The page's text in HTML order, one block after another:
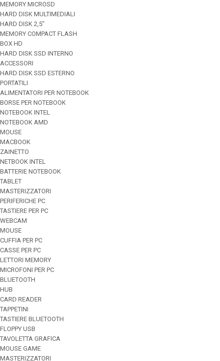
MEMORY MICROSD
HARD DISK MULTIMEDIALI
HARD DISK 2,5"
MEMORY COMPACT FLASH
BOX HD
HARD DISK SSD INTERNO
ACCESSORI
HARD DISK SSD ESTERNO
PORTATILI
ALIMENTATORI PER NOTEBOOK
BORSE PER NOTEBOOK
NOTEBOOK INTEL
NOTEBOOK AMD
MOUSE
MACBOOK
ZAINETTO
NETBOOK INTEL
BATTERIE NOTEBOOK
TABLET
MASTERIZZATORI
PERIFERICHE PC
TASTIERE PER PC
WEBCAM
MOUSE
CUFFIA PER PC
CASSE PER PC
LETTORI MEMORY
MICROFONI PER PC
BLUETOOTH
HUB
CARD READER
TAPPETINI
TASTIERE BLUETOOTH
FLOPPY USB
TAVOLETTA GRAFICA
MOUSE GAME
MASTERIZZATORI